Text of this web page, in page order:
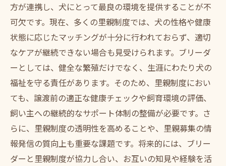
方が連携し、犬にとって最良の環境を提供することが不
可欠です。現在、多くの里親制度では、犬の性格や健康
状態に応じたマッチングが十分に行われておらず、適切
なケアが継続できない場合も見受けられます。ブリーダ
ーとしては、健全な繁殖だけでなく、生涯にわたり犬の
福祉を守る責任があります。そのため、里親制度におい
ても、譲渡前の適正な健康チェックや飼育環境の評価、
飼い主への継続的なサポート体制の整備が必要です。さ
らに、里親制度の透明性を高めることや、里親募集の情
報発信の質向上も重要な課題です。将来的には、ブリー
ダーと里親制度が協力し合い、お互いの知見や経験を活